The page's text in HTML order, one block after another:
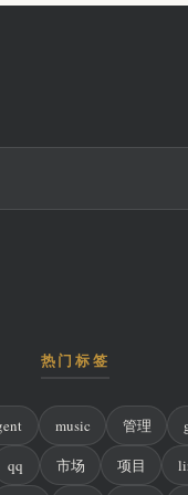
热门标签
music 管理
qq 市场 项目